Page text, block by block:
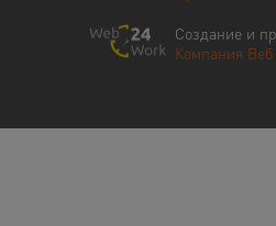
Создание и
Компания